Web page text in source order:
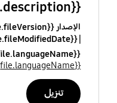
{{file.description}}
الإصدار {{file.fileVersion}}
{{file.fileModifiedDate}}
{{file.languageName}}
{{file.languageName}}
تنزيل